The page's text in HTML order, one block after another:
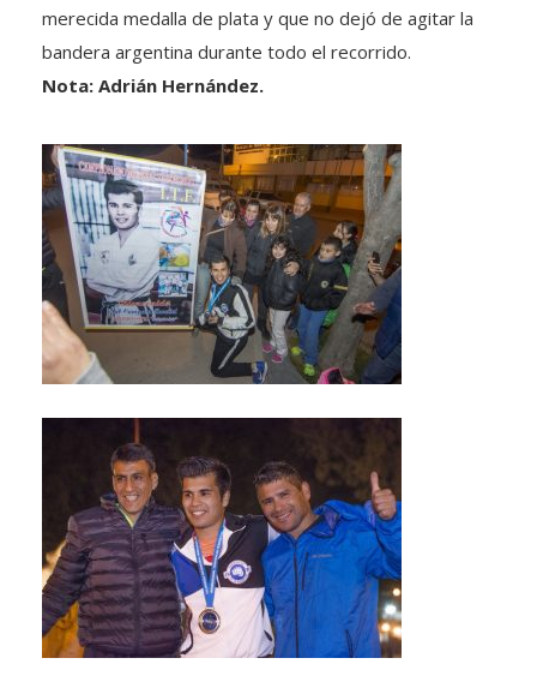
merecida medalla de plata y que no dejó de agitar la
bandera argentina durante todo el recorrido.
Nota: Adrián Hernández.